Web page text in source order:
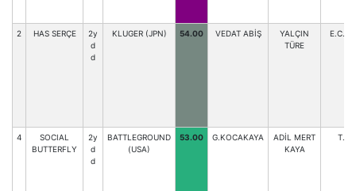
2 HAS SERÇE
2y
d
d
KLUGER (JPN) 54.00 VEDAT ABİŞ
YALÇIN
TÜRE
4
SOCIAL
BUTTERFLY
2y
d
d
BATTLEGROUND
(USA)
53.00 G.KOCAKAYA
ADİL MERT
KAYA